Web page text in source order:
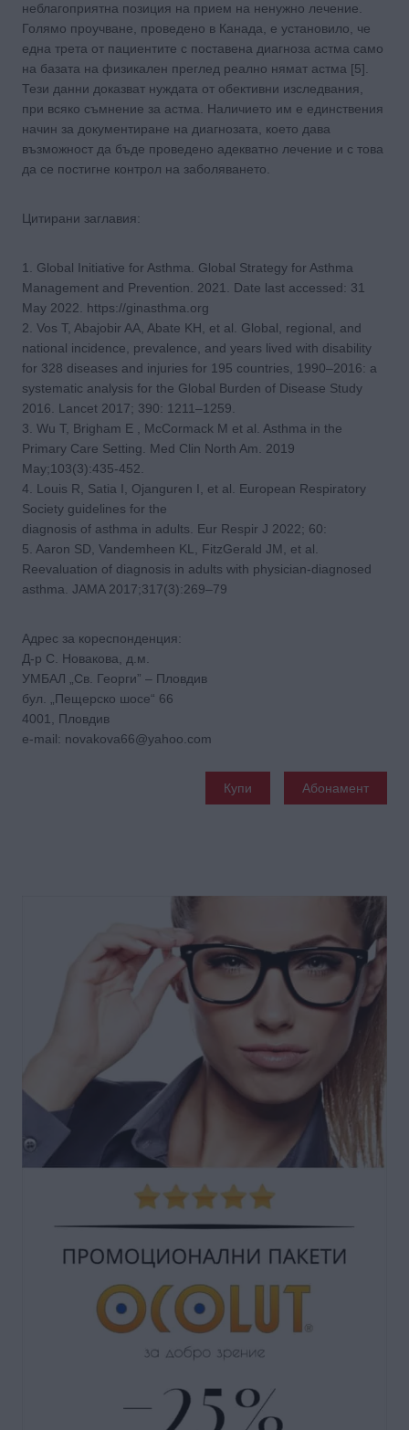
неблагоприятна позиция на прием на ненужно лечение.
Голямо проучване, проведено в Канада, е установило, че
една трета от пациентите с поставена диагноза астма само
на базата на физикален преглед реално нямат астма [5].
Тези данни доказват нуждата от обективни изследвания,
при всяко съмнение за астма. Наличието им е единствения
начин за документиране на диагнозата, което дава
възможност да бъде проведено адекватно лечение и с това
да се постигне контрол на заболяването.
Цитирани заглавия:
1. Global Initiative for Asthma. Global Strategy for Asthma
Management and Prevention. 2021. Date last accessed: 31
May 2022. https://ginasthma.org
2. Vos T, Abajobir AA, Abate KH, et al. Global, regional, and
national incidence, prevalence, and years lived with disability
for 328 diseases and injuries for 195 countries, 1990–2016: a
systematic analysis for the Global Burden of Disease Study
2016. Lancet 2017; 390: 1211–1259.
3. Wu Т, Brigham Е , McCormack М et al. Asthma in the
Primary Care Setting. Med Clin North Am. 2019
May;103(3):435-452.
4. Louis R, Satia I, Ojanguren I, et al. European Respiratory
Society guidelines for the
diagnosis of asthma in adults. Eur Respir J 2022; 60:
5. Aaron SD, Vandemheen KL, FitzGerald JM, et al.
Reevaluation of diagnosis in adults with physician-diagnosed
asthma. JAMA 2017;317(3):269–79
Адрес за кореспонденция:
Д-р С. Нoвакова, д.м.
УМБАЛ „Св. Георги” – Пловдив
бул. „Пещерско шосе“ 66
4001, Пловдив
e-mail: novakova66@yahoo.com
Купи Абонамент